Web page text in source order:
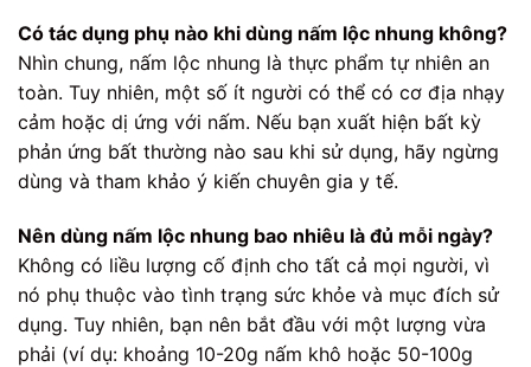
Có tác dụng phụ nào khi dùng nấm lộc nhung không?
Nhìn chung, nấm lộc nhung là thực phẩm tự nhiên an
toàn. Tuy nhiên, một số ít người có thể có cơ địa nhạy
cảm hoặc dị ứng với nấm. Nếu bạn xuất hiện bất kỳ
phản ứng bất thường nào sau khi sử dụng, hãy ngừng
dùng và tham khảo ý kiến chuyên gia y tế.
Nên dùng nấm lộc nhung bao nhiêu là đủ mỗi ngày?
Không có liều lượng cố định cho tất cả mọi người, vì
nó phụ thuộc vào tình trạng sức khỏe và mục đích sử
dụng. Tuy nhiên, bạn nên bắt đầu với một lượng vừa
phải (ví dụ: khoảng 10-20g nấm khô hoặc 50-100g